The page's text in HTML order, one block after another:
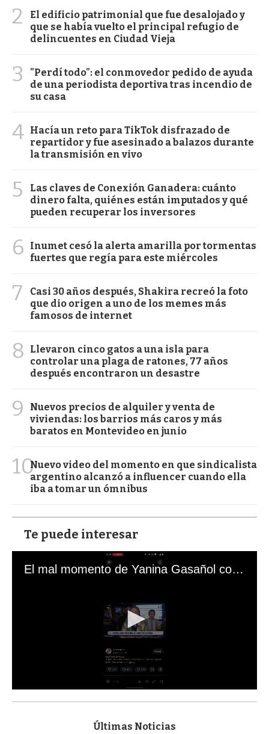
2
El edificio patrimonial que fue desalojado y
que se había vuelto el principal refugio de
delincuentes en Ciudad Vieja
3
"Perdí todo": el conmovedor pedido de ayuda
de una periodista deportiva tras incendio de
su casa
4 Hacía un reto para TikTok disfrazado de
repartidor y fue asesinado a balazos durante
la transmisión en vivo
5
Las claves de Conexión Ganadera: cuánto
dinero falta, quiénes están imputados y qué
pueden recuperar los inversores
6
Inumet cesó la alerta amarilla por tormentas
fuertes que regía para este miércoles
7
Casi 30 años después, Shakira recreó la foto
que dio origen a uno de los memes más
famosos de internet
8
Llevaron cinco gatos a una isla para
controlar una plaga de ratones, 77 años
después encontraron un desastre
9
Nuevos precios de alquiler y venta de
viviendas: los barrios más caros y más
baratos en Montevideo en junio
10Nuevo video del momento en que sindicalista
argentino alcanzó a influencer cuando ella
iba a tomar un ómnibus
Te puede interesar
El mal momento de Yanina Gasañol con un hincha argentino en "Subrayado"
s
Últimas Noticias